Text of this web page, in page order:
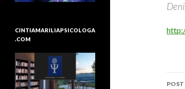
CINTIAMARILIAPSICOLOGA
.COM